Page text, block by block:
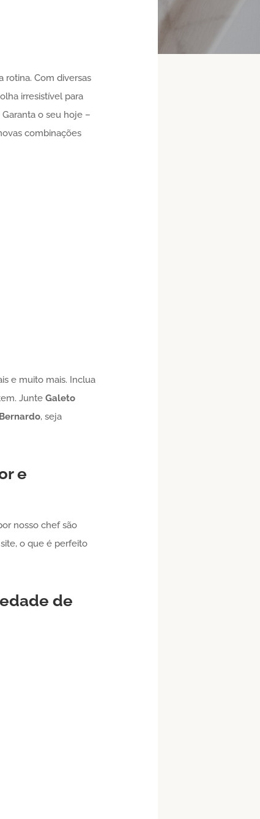
rotina. Com diversas
irresistível para
o seu hoje –
combinações
e muito mais. Inclua
Junte Galeto
, seja
e
nosso chef são
o que é perfeito
de